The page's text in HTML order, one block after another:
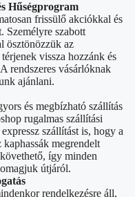
Hűségprogram
frissülő akciókkal és
Személyre szabott
ösztönözzük az
vissza hozzánk és
rendszeres vásárlóknak
ajánlani.
és megbízható szállítás
rugalmas szállítási
szállítást is, hogy a
megrendelt
így minden
útjáról.
rendelkezésre áll,